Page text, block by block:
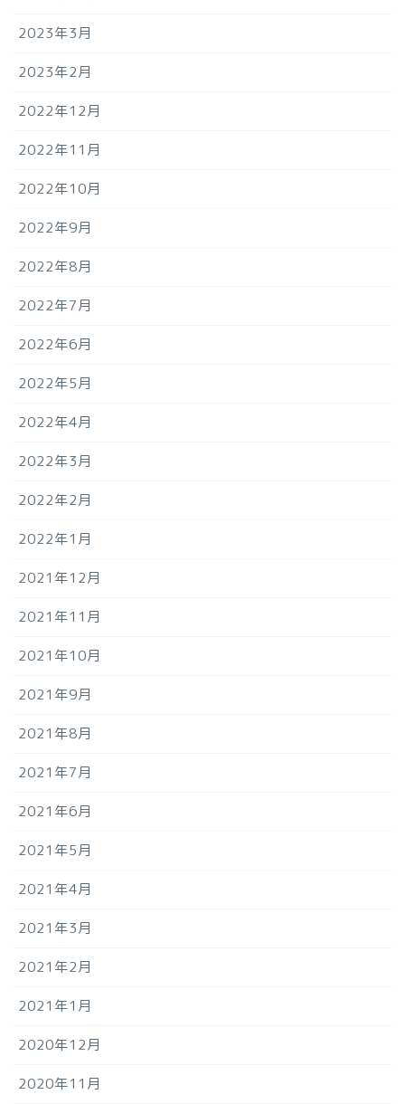
2023年3月
2023年2月
2022年12月
2022年11月
2022年10月
2022年9月
2022年8月
2022年7月
2022年6月
2022年5月
2022年4月
2022年3月
2022年2月
2022年1月
2021年12月
2021年11月
2021年10月
2021年9月
2021年8月
2021年7月
2021年6月
2021年5月
2021年4月
2021年3月
2021年2月
2021年1月
2020年12月
2020年11月